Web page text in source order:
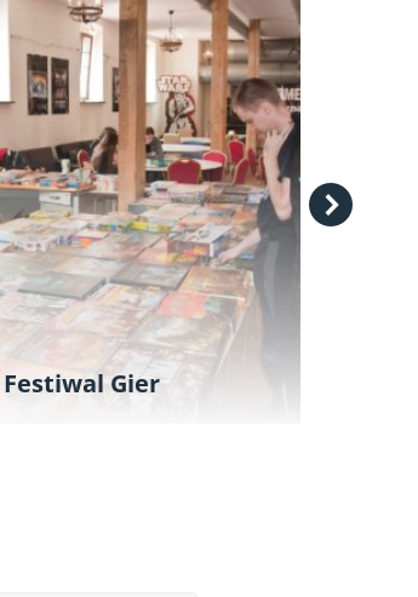
Festiwal Gier